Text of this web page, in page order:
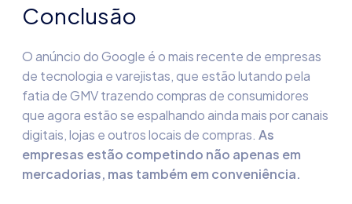
Conclusão
O anúncio do Google é o mais recente de empresas
de tecnologia e varejistas, que estão lutando pela
fatia de GMV trazendo compras de consumidores
que agora estão se espalhando ainda mais por canais
digitais, lojas e outros locais de compras. As
empresas estão competindo não apenas em
mercadorias, mas também em conveniência.